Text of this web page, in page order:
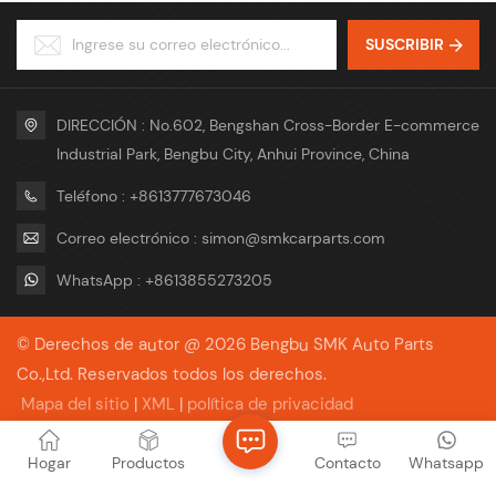
Neutral Package or with Your
ODM
Término comercial FOB, CIF,
neutral o con su logotipo
SUSCRIBIR
DIRECCIÓN : No.602, Bengshan Cross-Border E-commerce
Industrial Park, Bengbu City, Anhui Province, China
Teléfono : +8613777673046
Correo electrónico : simon@smkcarparts.com
WhatsApp : +8613855273205
© Derechos de autor @ 2026 Bengbu SMK Auto Parts
Co.,Ltd. Reservados todos los derechos.
Mapa del sitio | XML | política de privacidad
Red IPv6 compatible
Hogar Productos Whatsapp
Contacto